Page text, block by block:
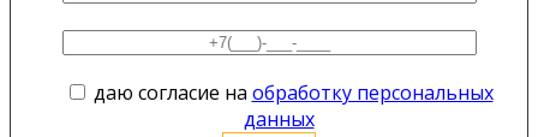
даю согласие на обработку персональных
данных